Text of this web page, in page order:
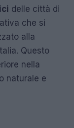
delle città di
che si
alla
Questo
nella
naturale e